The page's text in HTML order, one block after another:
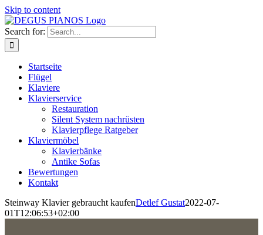
Skip to content
Search for:
Startseite
Flügel
Klaviere
Klavierservice
Restauration
Silent System nachrüsten
Klavierpflege Ratgeber
Klaviermöbel
Klavierbänke
Antike Sofas
Bewertungen
Kontakt
Steinway Klavier gebraucht kaufenDetlef Gustat2022-07-
01T12:06:53+02:00